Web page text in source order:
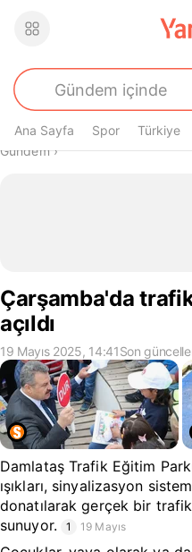
Ana Sayfa Spor Türkiye
Buradasın
Gündem›
Çarşamba'da
açıldı
19 Mayıs 2025, 14:41Son
Damlataş Trafik Eğitim
ışıkları, sinyalizasyon
donatılarak gerçek bir trafik
sunuyor.
1 19 Mayıs